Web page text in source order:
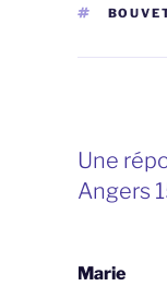
Une
Angers
Marie